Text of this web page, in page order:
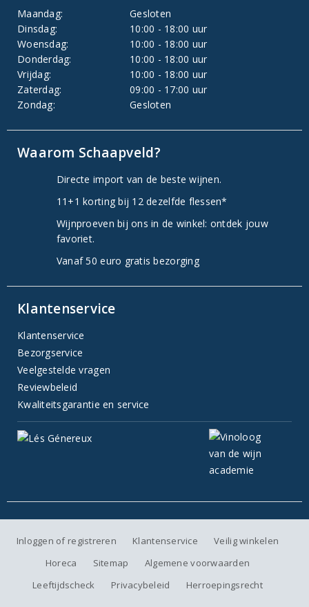
Maandag:
Gesloten
Dinsdag:
10:00 - 18:00 uur
Woensdag:
10:00 - 18:00 uur
Donderdag:
10:00 - 18:00 uur
Vrijdag:
10:00 - 18:00 uur
Zaterdag:
09:00 - 17:00 uur
Zondag:
Gesloten
Waarom Schaapveld?
Directe import van de beste wijnen.
11+1 korting bij 12 dezelfde flessen*
Wijnproeven bij ons in de winkel: ontdek jouw
favoriet.
Vanaf 50 euro gratis bezorging
Klantenservice
Klantenservice
Bezorgservice
Veelgestelde vragen
Reviewbeleid
Kwaliteitsgarantie en service
Inloggen of registreren Klantenservice
Veilig winkelen
Horeca
Sitemap
Algemene voorwaarden
Leeftijdscheck
Privacybeleid Herroepingsrecht